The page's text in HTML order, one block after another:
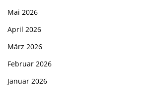
Mai 2026
April 2026
März 2026
Februar 2026
Januar 2026